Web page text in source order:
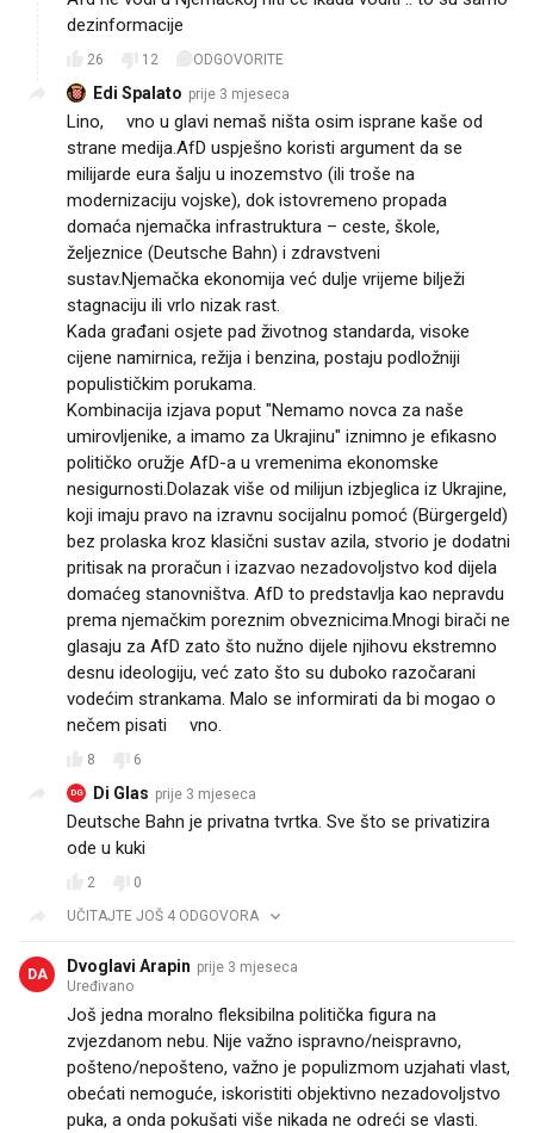
dezinformacije
26 12 ODGOVORITE
Edi Spalato prije 3 mjeseca
Lino,💩vno u glavi nemaš ništa osim isprane kaše od
strane medija.AfD uspješno koristi argument da se
milijarde eura šalju u inozemstvo (ili troše na
modernizaciju vojske), dok istovremeno propada
domaća njemačka infrastruktura – ceste, škole,
željeznice (Deutsche Bahn) i zdravstveni
sustav.Njemačka ekonomija već dulje vrijeme bilježi
stagnaciju ili vrlo nizak rast.
Kada građani osjete pad životnog standarda, visoke
cijene namirnica, režija i benzina, postaju podložniji
populističkim porukama.
Kombinacija izjava poput "Nemamo novca za naše
umirovljenike, a imamo za Ukrajinu" iznimno je efikasno
političko oružje AfD-a u vremenima ekonomske
nesigurnosti.Dolazak više od milijun izbjeglica iz Ukrajine,
koji imaju pravo na izravnu socijalnu pomoć (Bürgergeld)
bez prolaska kroz klasični sustav azila, stvorio je dodatni
pritisak na proračun i izazvao nezadovoljstvo kod dijela
domaćeg stanovništva. AfD to predstavlja kao nepravdu
prema njemačkim poreznim obveznicima.Mnogi birači ne
glasaju za AfD zato što nužno dijele njihovu ekstremno
desnu ideologiju, već zato što su duboko razočarani
vodećim strankama. Malo se informirati da bi mogao o
nečem pisati💩vno.
8 6
DG Di Glas prije 3 mjeseca
Deutsche Bahn je privatna tvrtka. Sve što se privatizira
ode u kuki
2
0
UČITAJTE JOŠ 4 ODGOVORA
DA Dvoglavi Arapin prije 3 mjeseca
Uređivano
Još jedna moralno fleksibilna politička figura na
zvjezdanom nebu. Nije važno ispravno/neispravno,
pošteno/nepošteno, važno je populizmom uzjahati vlast,
obećati nemoguće, iskoristiti objektivno nezadovoljstvo
puka, a onda pokušati više nikada ne odreći se vlasti.